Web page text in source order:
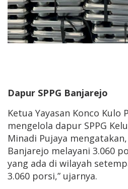
Dapur SPPG Banjarejo
Ketua Yayasan Konco Kulo
mengelola dapur SPPG
Minadi Pujaya
Banjarejo melayani 3.060
yang ada di wilayah
3.060 porsi,” ujarnya.